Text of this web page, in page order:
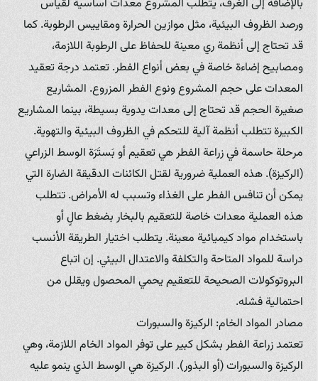
بالإضافة إلى الغرف، يتطلب المشروع معدات أساسية لقياس
ورصد الظروف البيئية، مثل موازين الحرارة ومقاييس الرطوبة. كما
قد تحتاج إلى أنظمة ري معينة للحفاظ على الرطوبة اللازمة،
ومصابيح إضاءة خاصة في بعض أنواع الفطر. تعتمد درجة تعقيد
المعدات على حجم المشروع ونوع الفطر المزروع. المشاريع
صغيرة الحجم قد تحتاج إلى معدات يدوية بسيطة، بينما المشاريع
الكبيرة تتطلب أنظمة آلية للتحكم في الظروف البيئية والتهوية.
مرحلة حاسمة في زراعة الفطر هي تعقيم أو بَستَرَة الوسط الزراعي
(الركيزة). هذه العملية ضرورية لقتل الكائنات الدقيقة الضارة التي
يمكن أن تنافس الفطر على الغذاء وتسبب له الأمراض. تتطلب
هذه العملية معدات خاصة للتعقيم بالبخار بضغط عالٍ أو
باستخدام مواد كيميائية معينة. يتطلب اختيار الطريقة الأنسب
دراسة للمواد المتاحة والتكلفة والاعتدال البيئي. إن اتباع
البروتوكولات الصحيحة للتعقيم يحمي المحصول ويقلل من
احتمالية فشله.
مصادر المواد الخام: الركيزة والسبورات
تعتمد زراعة الفطر بشكل كبير على توفر المواد الخام اللازمة، وهي
الركيزة والسبورات (أو البذور). الركيزة هي الوسط الذي ينمو عليه